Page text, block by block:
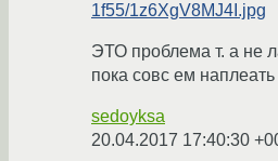
1f55/1z6XgV8MJ4I.jpg
ЭТО проблема т. а не
пока совс ем наплеать
sedoyksa
20.04.2017 17:40:30